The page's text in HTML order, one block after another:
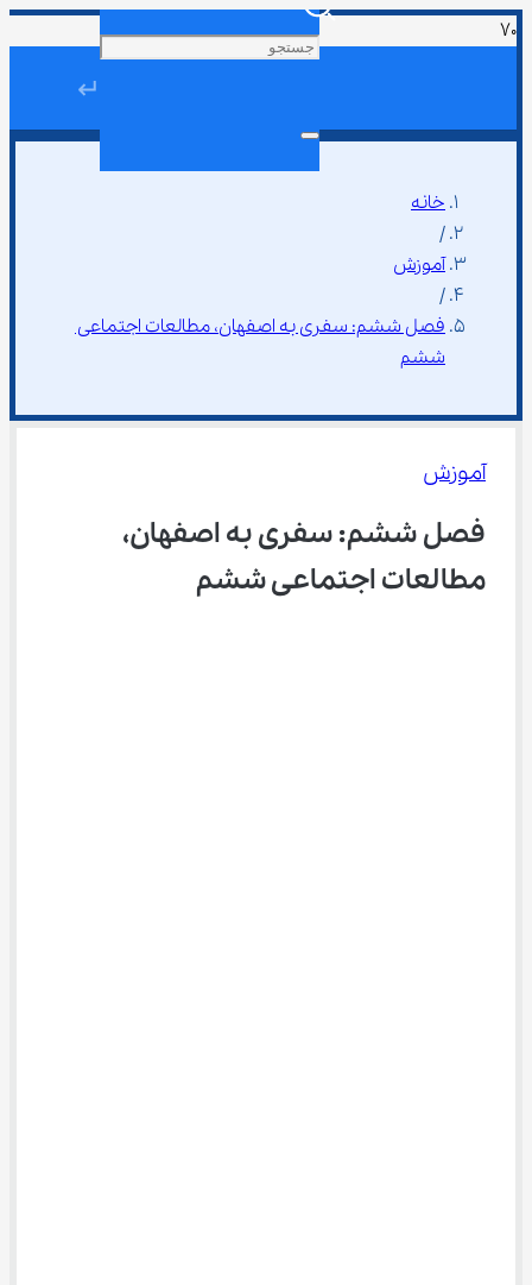
↵
خانه
/
آموزش
/
فصل ششم: سفری به اصفهان، مطالعات اجتماعی
ششم
آموزش
فصل ششم: سفری به اصفهان،
مطالعات اجتماعی ششم